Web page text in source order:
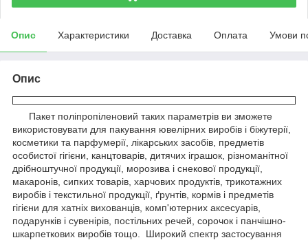
Опис Характеристики Доставка Оплата Умови
Опис
Пакет поліпропіленовий таких параметрів ви зможете
використовувати для пакування ювелірних виробів і біжутерії,
косметики та парфумерії, лікарських засобів, предметів
особистої гігієни, канцтоварів, дитячих іграшок, різноманітної
дрібноштучної продукції, морозива і снекової продукції,
макаронів, сипких товарів, харчових продуктів, трикотажних
виробів і текстильної продукції, ґрунтів, кормів і предметів
гігієни для хатніх вихованців, комп'ютерних аксесуарів,
подарунків і сувенірів, постільних речей, сорочок і панчішно-
шкарпеткових виробів тощо. Широкий спектр застосування